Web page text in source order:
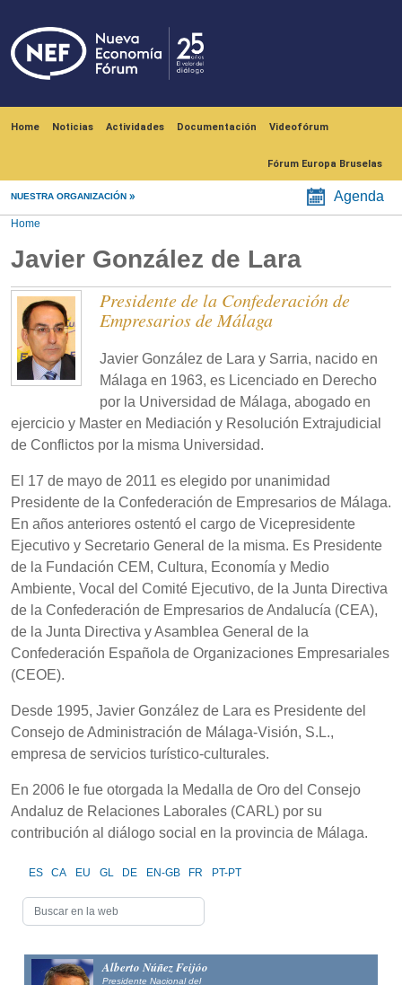
Home Noticias Actividades Documentación Videofórum
Fórum Europa Bruselas
NUESTRA ORGANIZACIÓN Agenda
Home
Javier González de Lara
Presidente de la Confederación de
Empresarios de Málaga
Javier González de Lara y Sarria, nacido en
Málaga en 1963, es Licenciado en Derecho
por la Universidad de Málaga, abogado en
ejercicio y Master en Mediación y Resolución Extrajudicial
de Conflictos por la misma Universidad.
El 17 de mayo de 2011 es elegido por unanimidad
Presidente de la Confederación de Empresarios de Málaga.
En años anteriores ostentó el cargo de Vicepresidente
Ejecutivo y Secretario General de la misma. Es Presidente
de la Fundación CEM, Cultura, Economía y Medio
Ambiente, Vocal del Comité Ejecutivo, de la Junta Directiva
de la Confederación de Empresarios de Andalucía (CEA),
de la Junta Directiva y Asamblea General de la
Confederación Española de Organizaciones Empresariales
(CEOE).
Desde 1995, Javier González de Lara es Presidente del
Consejo de Administración de Málaga-Visión, S.L.,
empresa de servicios turístico-culturales.
En 2006 le fue otorgada la Medalla de Oro del Consejo
Andaluz de Relaciones Laborales (CARL) por su
contribución al diálogo social en la provincia de Málaga.
ES CA EU GL DE EN-GB FR PT-PT
Alberto Núñez Feijóo
Presidente Nacional del